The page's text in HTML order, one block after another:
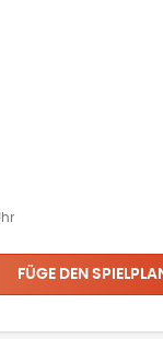
FÜGE DEN